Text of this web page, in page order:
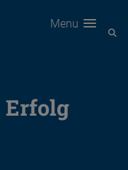
Menu
Erfolg